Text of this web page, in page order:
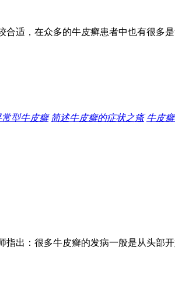
适，在众多的牛皮癣患者中也有很多
型牛皮癣 简述牛皮癣的症状之瘙 牛皮
出：很多牛皮癣的发病一般是从头部